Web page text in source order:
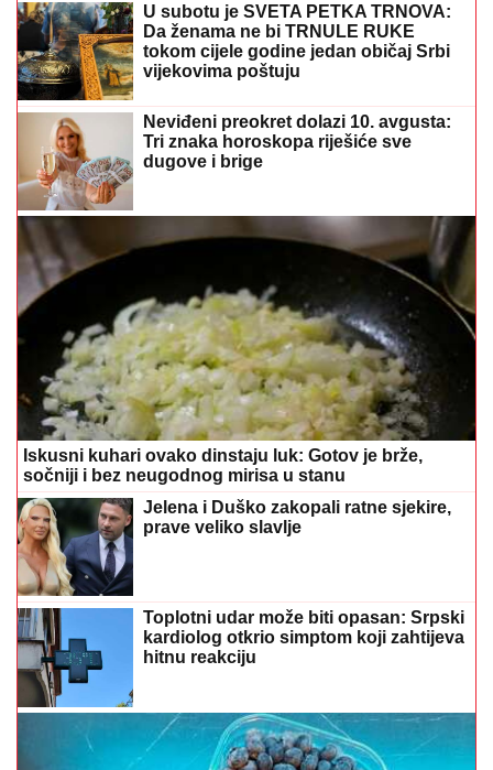
U subotu je SVETA PETKA TRNOVA:
Da ženama ne bi TRNULE RUKE
tokom cijele godine jedan običaj Srbi
vijekovima poštuju
Neviđeni preokret dolazi 10. avgusta:
Tri znaka horoskopa riješiće sve
dugove i brige
Iskusni kuhari ovako dinstaju luk: Gotov je brže,
sočniji i bez neugodnog mirisa u stanu
Jelena i Duško zakopali ratne sjekire,
prave veliko slavlje
Toplotni udar može biti opasan: Srpski
kardiolog otkrio simptom koji zahtijeva
hitnu reakciju